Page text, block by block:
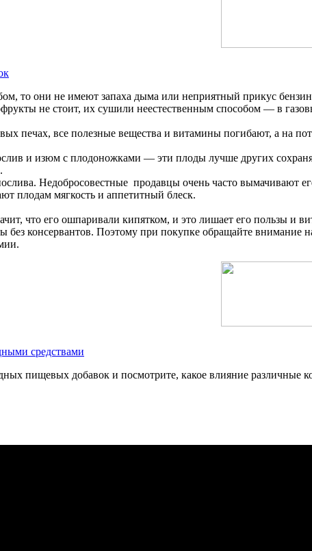
то они не имеют запаха дыма или неприятный прикус
не стоит, их сушили неестественным способом — в
печах, все полезные вещества и витамины погибают, а на
и изюм с плодоножками — эти плоды лучше других
Недобросовестные продавцы очень часто вымачивают
плодам мягкость и аппетитный блеск.
что его ошпаривали кипятком, и это лишает его пользы и
без консервантов. Поэтому при покупке обращайте
средствами
пищевых добавок и посмотрите, какое влияние различные